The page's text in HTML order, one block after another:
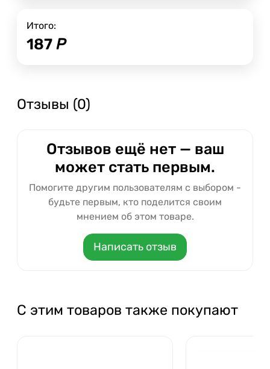
Итого:
187 Р
Отзывы (0)
Отзывов ещё нет — ваш
может стать первым.
Помогите другим пользователям с выбором -
будьте первым, кто поделится своим
мнением об этом товаре.
Написать отзыв
С этим товаров также покупают